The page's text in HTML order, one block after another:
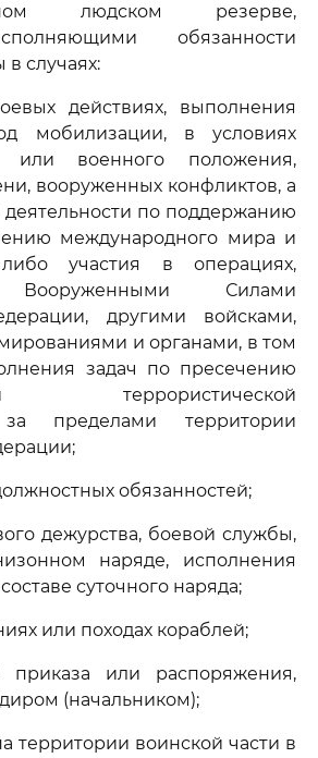
людском резерве,
обязанности
случаях:
действиях, выполнения
мобилизации, в условиях
или военного положения,
вооруженных конфликтов, а
деятельности по поддержанию
международного мира и
либо участия в операциях,
Вооруженными Силами
другими войсками,
и органами, в том
задач по пресечению
террористической
за пределами территории
обязанностей;
дежурства, боевой службы,
наряде, исполнения
суточного наряда;
или походах кораблей;
приказа или распоряжения,
(начальником);
территории воинской части в